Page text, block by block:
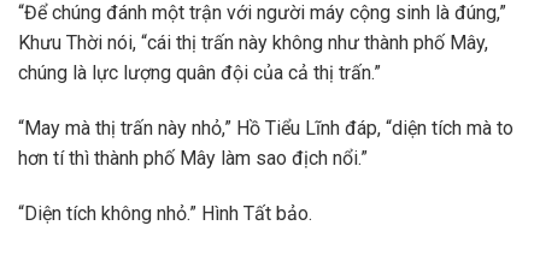
“Để chúng đánh một trận với người máy cộng sinh là đúng,”
Khưu Thời nói, “cái thị trấn này không như thành phố Mây,
chúng là lực lượng quân đội của cả thị trấn.”
“May mà thị trấn này nhỏ,” Hồ Tiểu Lĩnh đáp, “diện tích mà to
hơn tí thì thành phố Mây làm sao địch nổi.”
“Diện tích không nhỏ.” Hình Tất bảo.